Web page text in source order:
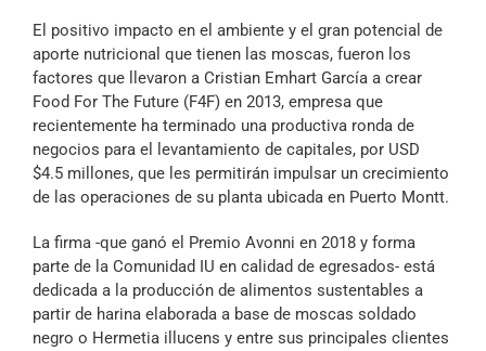
El positivo impacto en el ambiente y el gran potencial de
aporte nutricional que tienen las moscas, fueron los
factores que llevaron a Cristian Emhart García a crear
Food For The Future (F4F) en 2013, empresa que
recientemente ha terminado una productiva ronda de
negocios para el levantamiento de capitales, por USD
$4.5 millones, que les permitirán impulsar un crecimiento
de las operaciones de su planta ubicada en Puerto Montt.
La firma -que ganó el Premio Avonni en 2018 y forma
parte de la Comunidad IU en calidad de egresados- está
dedicada a la producción de alimentos sustentables a
partir de harina elaborada a base de moscas soldado
negro o Hermetia illucens y entre sus principales clientes